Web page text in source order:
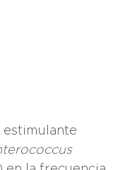
estimulante